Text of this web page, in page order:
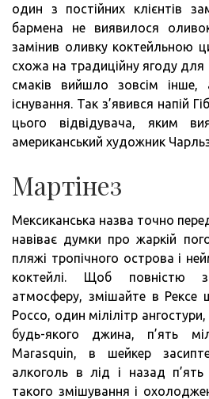
один з постійних клієнтів
бармена не виявилося
замінив оливку коктейльною
схожа на традиційну ягоду
смаків вийшло зовсім
існування. Так з’явився напій
цього відвідувача, яким
американський художник
Мартінез
Мексиканська назва точно
навіває думки про жаркій
пляжі тропічного острова і
коктейлі. Щоб повністю
атмосферу, змішайте в Рексе
Россо, один мілілітр ангостури,
будь-якого джина, п’ять
Marasquin, в шейкер
алкоголь в лід і назад п’ять
такого змішування і